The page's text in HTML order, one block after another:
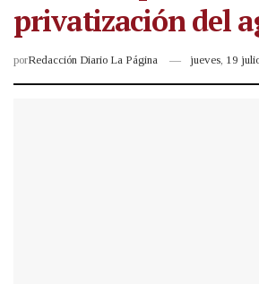
privatización del
porRedacción Diario La Página jueves, 19